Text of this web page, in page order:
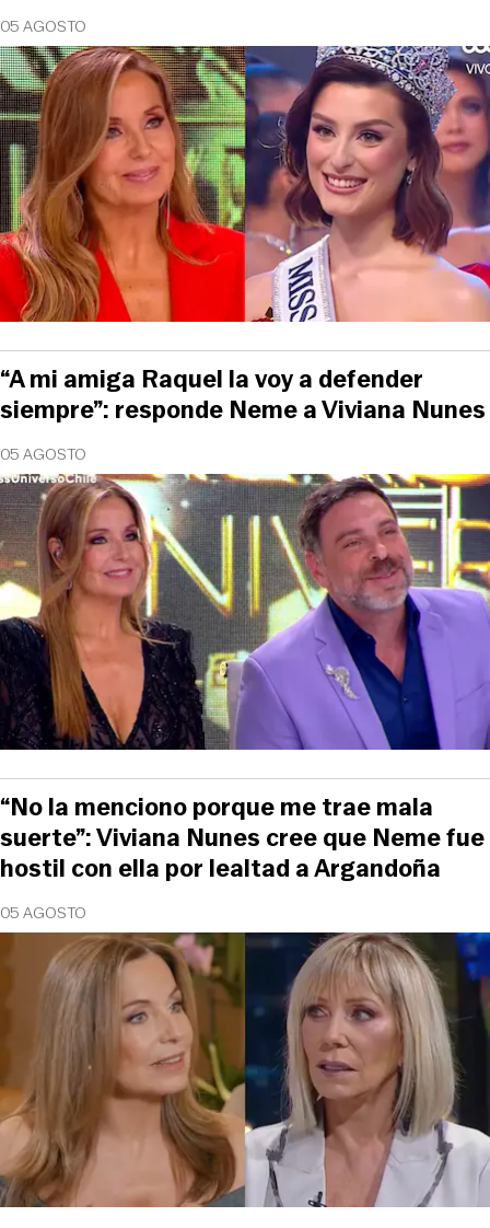
05 AGOSTO
05 AGOSTO
“A mi amiga Raquel la voy a defender
siempre”: responde Neme a Viviana Nunes
05 AGOSTO
“No la menciono porque me trae mala
suerte”: Viviana Nunes cree que Neme fue
hostil con ella por lealtad a Argandoña